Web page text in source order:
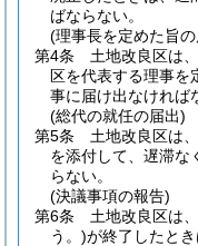
ばならない。
(理事長を定めた旨
第4条
土地改良区は
区を代表する理事を
事に届け出なければ
(総代の就任の届出)
第5条
土地改良区は
を添付して、遅滞な
らない。
(決議事項の報告)
第6条
土地改良区は
う。)が終了したとき